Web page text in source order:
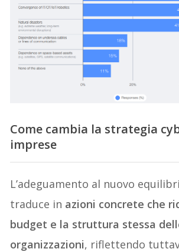
Come cambia la strategia
imprese
L’adeguamento al nuovo
traduce in azioni concrete che
budget e la struttura stessa
organizzazioni, riflettendo